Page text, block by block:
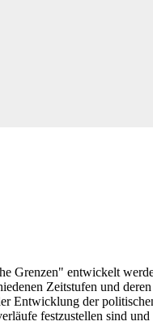
Grenzen" entwickelt
Zeitstufen und
Entwicklung der
festzustellen sind